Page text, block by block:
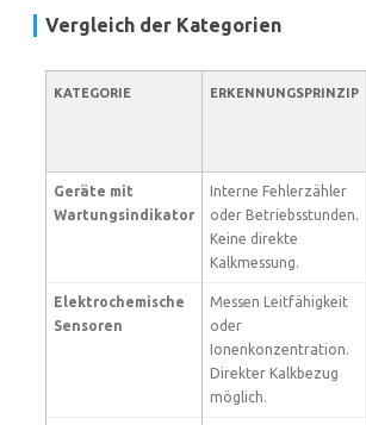
Vergleich der Kategorien
KATEGORIE ERKENNUNGSPRINZIP
Geräte mit
Wartungsindikator
Interne Fehlerzähler
oder Betriebsstunden.
Keine direkte
Kalkmessung.
Elektrochemische
Sensoren
Messen Leitfähigkeit
oder
Ionenkonzentration.
Direkter Kalkbezug
möglich.